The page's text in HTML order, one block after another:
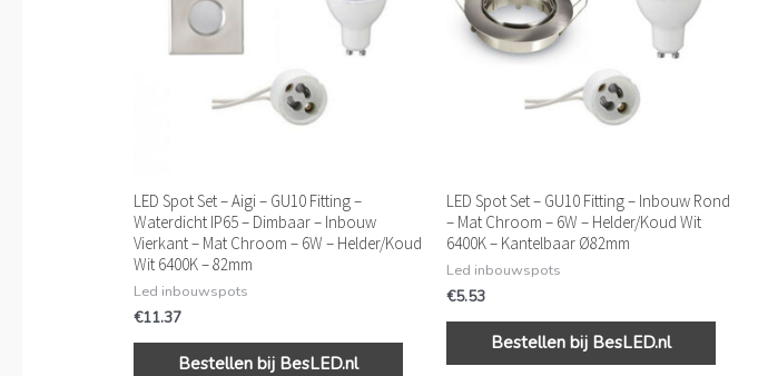
LED Spot Set – Aigi – GU10 Fitting –
Waterdicht IP65 – Dimbaar – Inbouw
Vierkant – Mat Chroom – 6W – Helder/Koud
Wit 6400K – 82mm
Led inbouwspots
€11.37
Bestellen bij BesLED.nl
LED Spot Set – GU10 Fitting – Inbouw Rond
– Mat Chroom – 6W – Helder/Koud Wit
6400K – Kantelbaar Ø82mm
Led inbouwspots
€5.53
Bestellen bij BesLED.nl